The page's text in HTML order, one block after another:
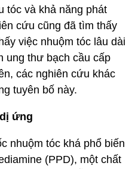
tóc và khả năng phát
cứu cũng đã tìm thấy
việc nhuộm tóc lâu dài
ung thư bạch cầu cấp
các nghiên cứu khác
tuyên bố này.
ứng
nhuộm tóc khá phổ biến
(PPD), một chất